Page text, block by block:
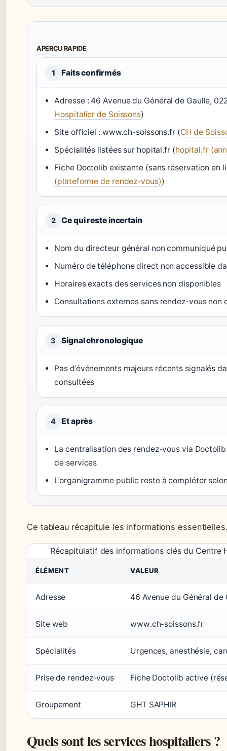
APERÇU RAPIDE
1 Faits confirmés
Adresse : 46 Avenue du Général de Gaulle,
Hospitalier de Soissons)
Site officiel : www.ch-soissons.fr (CH de
Spécialités listées sur hopital.fr (hopital.fr
Fiche Doctolib existante (sans réservation en
(plateforme de rendez-vous))
2 Ce qui reste incertain
Nom du directeur général non communiqué
Numéro de téléphone direct non accessible
Horaires exacts des services non disponibles
Consultations externes sans rendez-vous non
3 Signal chronologique
Pas d’événements majeurs récents signalés
consultées
4 Et après
La centralisation des rendez-vous via
de services
L’organigramme public reste à compléter
Ce tableau récapitule les informations
Récapitulatif des informations clés du Centre
ÉLÉMENT VALEUR
Adresse 46 Avenue du Général
Site web www.ch-soissons.fr
Spécialités Urgences, anesthésie,
Prise de rendez-vous Fiche Doctolib active
Groupement GHT SAPHIR
Quels sont les services hospitaliers ?